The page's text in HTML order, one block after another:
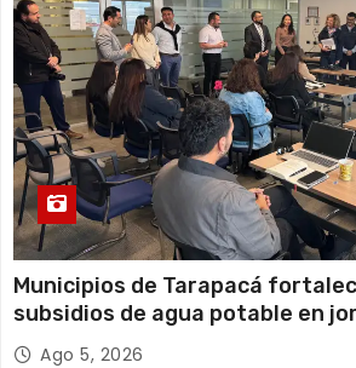
Municipios de Tarapacá
subsidios de agua potable en
organizada por Aguas del
Ago 5, 2026